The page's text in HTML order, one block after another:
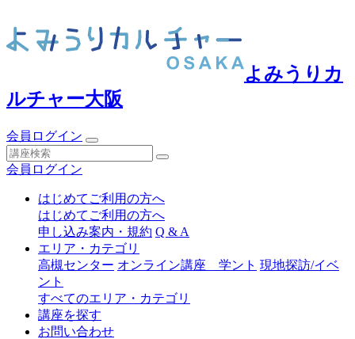
よみうりカ
ルチャー大阪
会員ログイン
会員ログイン
はじめてご利用の方へ
はじめてご利用の方へ
申し込み案内・規約 Q & A
エリア・カテゴリ
高槻センター オンライン講座 学ント 現地探訪/イベ
ント
すべてのエリア・カテゴリ
講座を探す
お問い合わせ